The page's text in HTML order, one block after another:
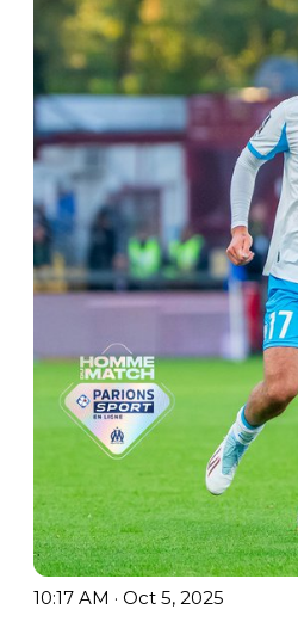
10:17 AM · Oct 5, 2025